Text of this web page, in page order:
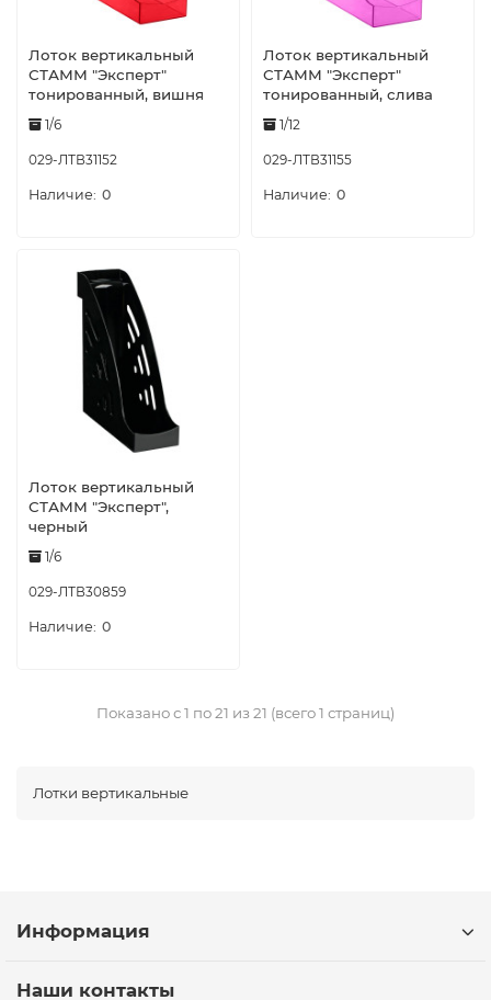
Лоток вертикальный
СТАММ "Эксперт"
тонированный, вишня
1/6
029-ЛТВ31152
0
Лоток вертикальный
СТАММ "Эксперт"
тонированный, слива
1/12
029-ЛТВ31155
0
Лоток вертикальный
СТАММ "Эксперт",
черный
1/6
029-ЛТВ30859
0
Показано с 1 по 21 из 21 (всего 1 страниц)
Лотки вертикальные
Информация
Наши контакты